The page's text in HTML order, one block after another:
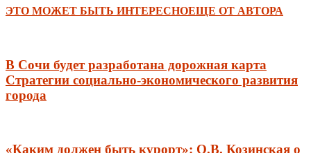
ЭТО МОЖЕТ БЫТЬ ИНТЕРЕСНОЕЩЕ ОТ АВТОРА
В Сочи будет разработана дорожная карта
Стратегии социально-экономического развития
города
«Каким должен быть курорт»: О.В. Козинская о